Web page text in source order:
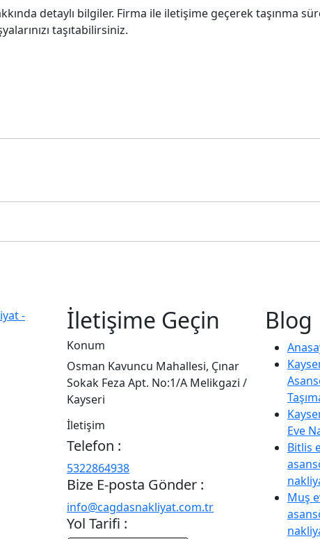
detaylı bilgiler. Firma ile iletişime geçerek taşınma
taşıtabilirsiniz.
İletişime Geçin
Konum
Osman Kavuncu Mahallesi, Çınar
Sokak Feza Apt. No:1/A Melikgazi /
Kayseri
İletişim
Telefon :
5322864938
Bize E-posta Gönder :
info@cagdasnakliyat.com.tr
Yol Tarifi :
Blog
Eve
Bitlis
Muş